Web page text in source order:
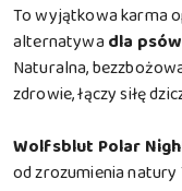
To wyjątkowa karma
alternatywa dla
Naturalna,
zdrowie, łączy siłę
Wolfsblut Polar
od zrozumienia